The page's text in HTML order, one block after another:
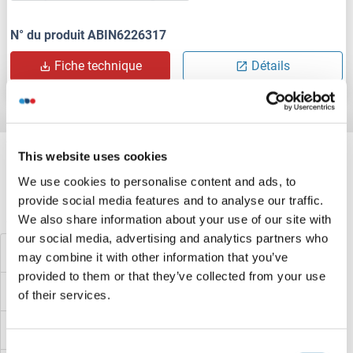
This website uses cookies
We use cookies to personalise content and ads, to
provide social media features and to analyse our traffic.
We also share information about your use of our site with
our social media, advertising and analytics partners who
may combine it with other information that you’ve
provided to them or that they’ve collected from your use
of their services.
Consent
N° du produit ABIN6226317
Fiche technique Détails
Target information, Synonyms, Latest
Avez-vous cherché autre chose?
AKNA Kits ELISA
AKAP8L Kits ELISA
AKAP5 Kits ELISA